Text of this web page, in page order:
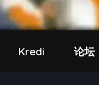
Kredi 论坛